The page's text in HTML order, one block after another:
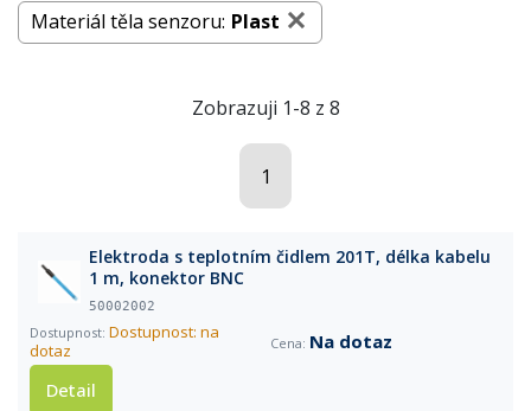
Materiál těla senzoru: Plast
Zobrazuji 1-8 z 8
1
Elektroda s teplotním čidlem 201T, délka kabelu
1 m, konektor BNC
50002002
Dostupnost: na
dotaz
Na dotaz
Detail